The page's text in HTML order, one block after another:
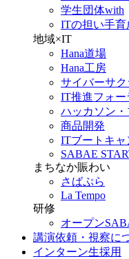
学生団体with
ITの担い手育
地域×IT
Hana道場
Hana工房
サイバーサク
IT推進フォー
ハッカソン
商品開発
ITブートキャ
SABAE
まちなか賑わい
さばぷら
La Tempo
研修
オープン
講演依頼・視察に
インターン生採用